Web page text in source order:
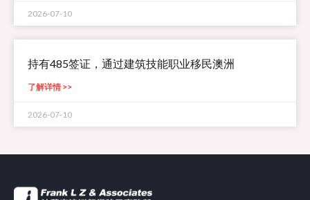
2026-07-10
持有485签证，通过建筑技能职业移民澳洲
了解详情 >>
2026-07-10